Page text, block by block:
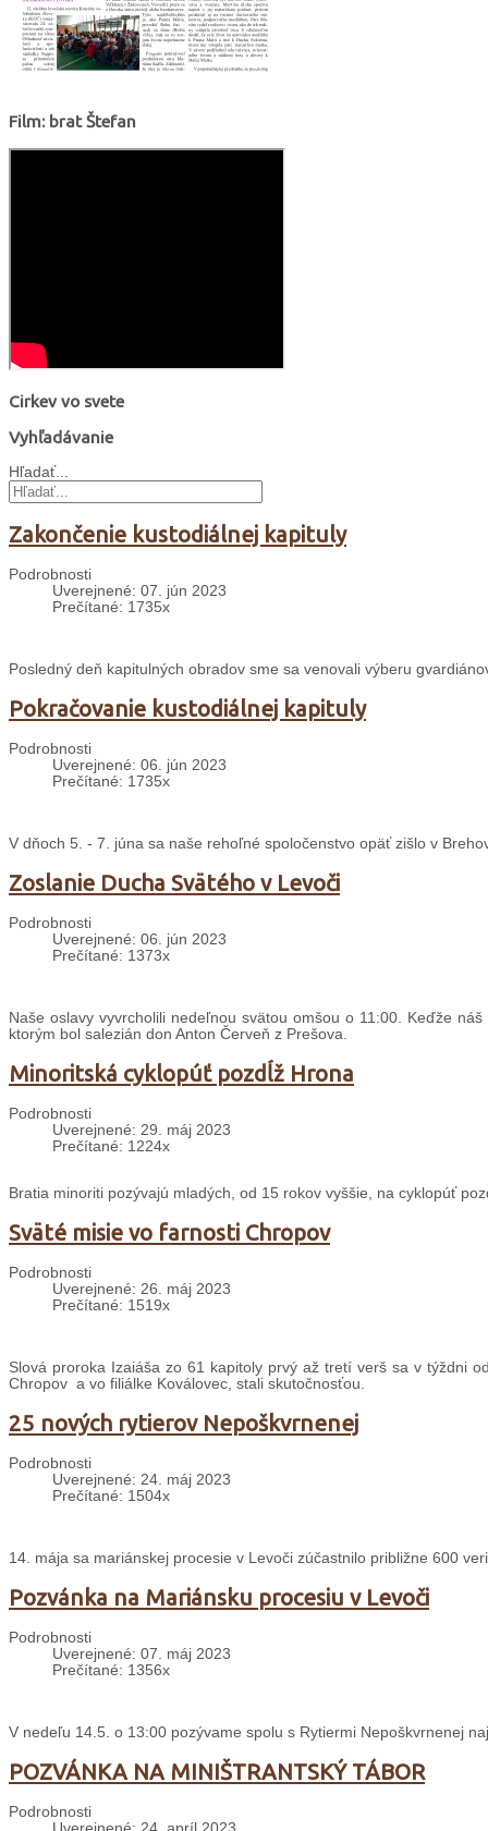
Film: brat Štefan
Cirkev vo svete
Vyhľadávanie
Hľadať...
Zakončenie kustodiálnej kapituly
Podrobnosti
Uverejnené: 07. jún 2023
Prečítané: 1735x
Posledný deň kapitulných obradov sme sa venovali výberu
Pokračovanie kustodiálnej kapituly
Podrobnosti
Uverejnené: 06. jún 2023
Prečítané: 1735x
V dňoch 5. - 7. júna sa naše rehoľné spoločenstvo opäť zišlo v
Zoslanie Ducha Svätého v Levoči
Podrobnosti
Uverejnené: 06. jún 2023
Prečítané: 1373x
Naše oslavy vyvrcholili nedeľnou svätou omšou o 11:00. Keďže
ktorým bol salezián don Anton Červeň z Prešova.
Minoritská cyklopúť pozdĺž Hrona
Podrobnosti
Uverejnené: 29. máj 2023
Prečítané: 1224x
Bratia minoriti pozývajú mladých, od 15 rokov vyššie, na cyklopúť
Sväté misie vo farnosti Chropov
Podrobnosti
Uverejnené: 26. máj 2023
Prečítané: 1519x
Slová proroka Izaiáša zo 61 kapitoly prvý až tretí verš sa v týždni
Chropov a vo filiálke Koválovec, stali skutočnosťou.
25 nových rytierov Nepoškvrnenej
Podrobnosti
Uverejnené: 24. máj 2023
Prečítané: 1504x
14. mája sa mariánskej procesie v Levoči zúčastnilo približne 600
Pozvánka na Mariánsku procesiu v Levoči
Podrobnosti
Uverejnené: 07. máj 2023
Prečítané: 1356x
V nedeľu 14.5. o 13:00 pozývame spolu s Rytiermi Nepoškvrnenej
POZVÁNKA NA MINIŠTRANTSKÝ TÁBOR
Podrobnosti